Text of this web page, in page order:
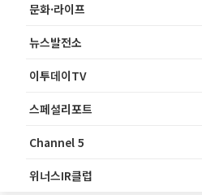
문화·라이프
뉴스발전소
이투데이TV
스페셜리포트
Channel 5
위너스IR클럽